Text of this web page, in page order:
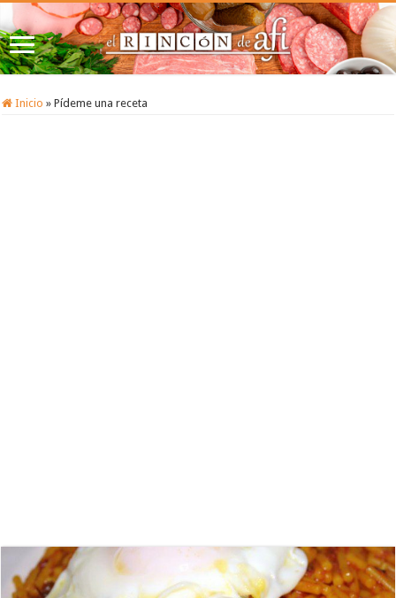
Inicio » Pídeme una receta